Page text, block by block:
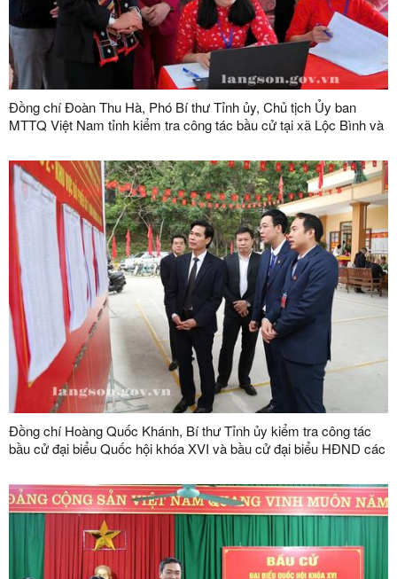
Đồng chí Đoàn Thu Hà, Phó Bí thư Tỉnh ủy, Chủ tịch Ủy ban
MTTQ Việt Nam tỉnh kiểm tra công tác bầu cử tại xã Lộc Bình và
Đồng chí Hoàng Quốc Khánh, Bí thư Tỉnh ủy kiểm tra công tác
bầu cử đại biểu Quốc hội khóa XVI và bầu cử đại biểu HĐND các